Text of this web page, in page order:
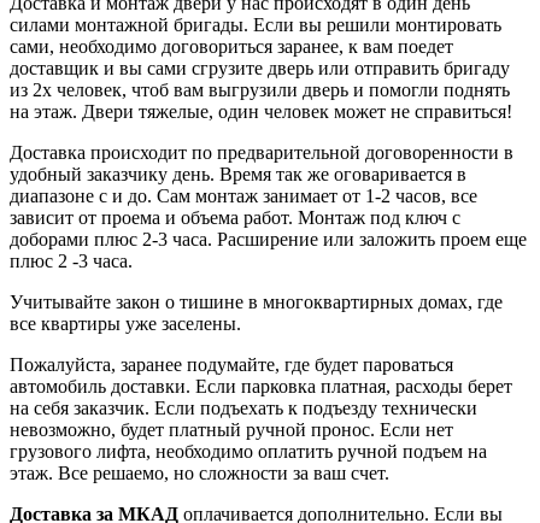
силами монтажной бригады. Если вы решили монтировать
сами, необходимо договориться заранее, к вам поедет
доставщик и вы сами сгрузите дверь или отправить бригаду
из 2х человек, чтоб вам выгрузили дверь и помогли поднять
на этаж. Двери тяжелые, один человек может не справиться!
Доставка происходит по предварительной договоренности в
удобный заказчику день. Время так же оговаривается в
диапазоне с и до. Сам монтаж занимает от 1-2 часов, все
зависит от проема и объема работ. Монтаж под ключ с
доборами плюс 2-3 часа. Расширение или заложить проем еще
плюс 2 -3 часа.
Учитывайте закон о тишине в многоквартирных домах, где
все квартиры уже заселены.
Пожалуйста, заранее подумайте, где будет пароваться
автомобиль доставки. Если парковка платная, расходы берет
на себя заказчик. Если подъехать к подъезду технически
невозможно, будет платный ручной пронос. Если нет
грузового лифта, необходимо оплатить ручной подъем на
этаж. Все решаемо, но сложности за ваш счет.
Доставка за МКАД оплачивается дополнительно. Если вы